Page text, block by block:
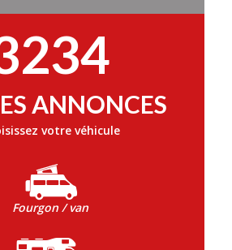
ANNONCES
votre véhicule
Fourgon / van